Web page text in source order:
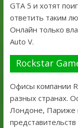
GTA 5 и хотят
ответить таким
Онлайн только
Auto V.
Rockstar
Офисы компании
разных странах.
Лондоне, Париже